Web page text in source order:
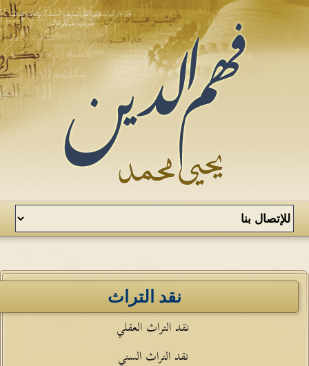
نقد التراث
نقد التراث العقلي
نقد التراث السني